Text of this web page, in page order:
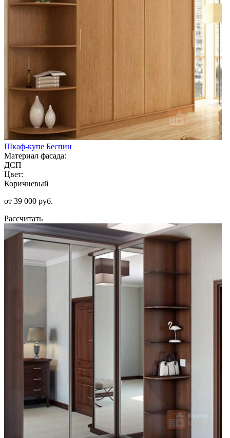
Шкаф-купе Беспин
Материал фасада:
ДСП
Цвет:
Коричневый
от 39 000 руб.
Рассчитать